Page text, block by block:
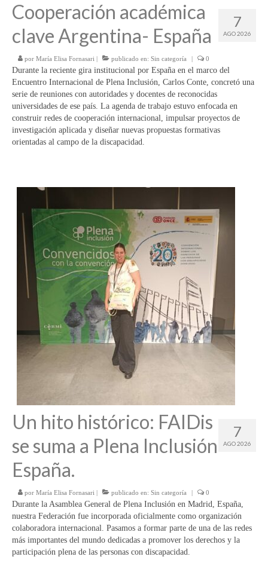
7
AGO 2026
Cooperación académica
clave Argentina- España
por María Elisa Fornasari publicado en: Sin categoría 0
Durante la reciente gira institucional por España en el marco del
Encuentro Internacional de Plena Inclusión, Carlos Conte, concretó una
serie de reuniones con autoridades y docentes de reconocidas
universidades de ese país. La agenda de trabajo estuvo enfocada en
construir redes de cooperación internacional, impulsar proyectos de
investigación aplicada y diseñar nuevas propuestas formativas
orientadas al campo de la discapacidad.
7
AGO 2026
Un hito histórico: FAIDis
se suma a Plena Inclusión
España.
por María Elisa Fornasari | publicado en: Sin categoría | 0
Durante la Asamblea General de Plena Inclusión en Madrid, España,
nuestra Federación fue incorporada oficialmente como organización
colaboradora internacional. Pasamos a formar parte de una de las redes
más importantes del mundo dedicadas a promover los derechos y la
participación plena de las personas con discapacidad.